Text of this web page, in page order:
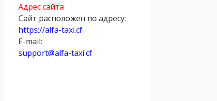
Адрес сайта
Сайт расположен по адресу:
https://alfa-taxi.cf
E-mail:
support@alfa-taxi.cf